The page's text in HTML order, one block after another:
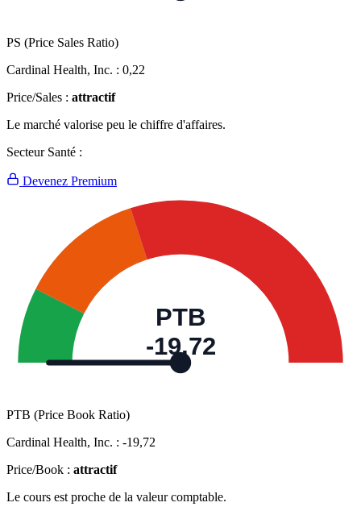
PS (Price Sales Ratio)
Cardinal Health, Inc. : 0,22
Price/Sales : attractif
Le marché valorise peu le chiffre d'affaires.
Secteur Santé :
Devenez Premium
PTB
-19,72
PTB (Price Book Ratio)
Cardinal Health, Inc. : -19,72
Price/Book : attractif
Le cours est proche de la valeur comptable.